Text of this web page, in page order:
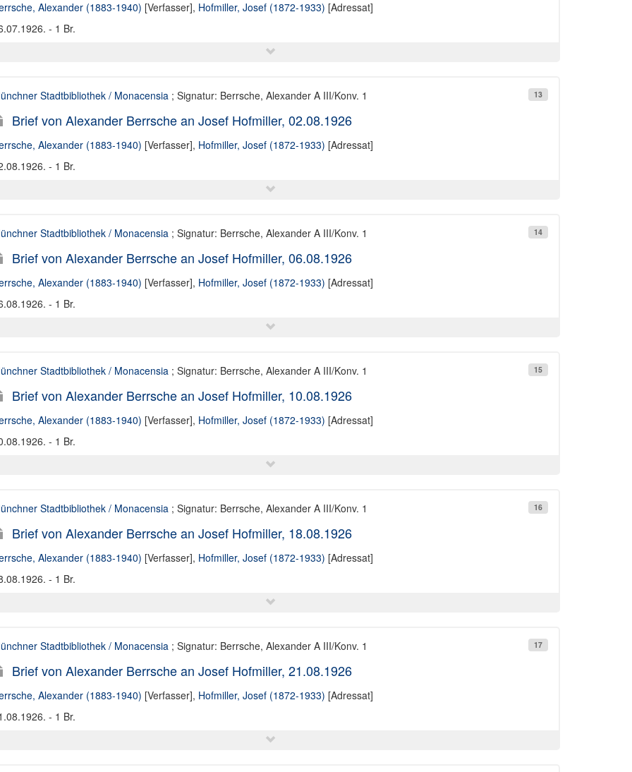
Alexander (1883-1940) [Verfasser], Hofmiller, Josef (1872-1933) [Adressat]
- 1 Br.
13
Stadtbibliothek / Monacensia; Signatur: Berrsche, Alexander A III/Konv. 1
Brief von Alexander Berrsche an Josef Hofmiller, 02.08.1926
Alexander (1883-1940) [Verfasser], Hofmiller, Josef (1872-1933) [Adressat]
- 1 Br.
14
Stadtbibliothek / Monacensia; Signatur: Berrsche, Alexander A III/Konv. 1
Brief von Alexander Berrsche an Josef Hofmiller, 06.08.1926
Alexander (1883-1940) [Verfasser], Hofmiller, Josef (1872-1933) [Adressat]
- 1 Br.
15
Stadtbibliothek / Monacensia; Signatur: Berrsche, Alexander A III/Konv. 1
Brief von Alexander Berrsche an Josef Hofmiller, 10.08.1926
Alexander (1883-1940) [Verfasser], Hofmiller, Josef (1872-1933) [Adressat]
- 1 Br.
16
Stadtbibliothek / Monacensia; Signatur: Berrsche, Alexander A III/Konv. 1
Brief von Alexander Berrsche an Josef Hofmiller, 18.08.1926
Alexander (1883-1940) [Verfasser], Hofmiller, Josef (1872-1933) [Adressat]
- 1 Br.
17
Stadtbibliothek / Monacensia; Signatur: Berrsche, Alexander A III/Konv. 1
Brief von Alexander Berrsche an Josef Hofmiller, 21.08.1926
Alexander (1883-1940) [Verfasser], Hofmiller, Josef (1872-1933) [Adressat]
- 1 Br.